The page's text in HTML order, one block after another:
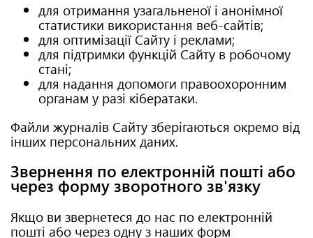
для отримання узагальненої і анонімної
статистики використання веб-сайтів;
для оптимізації Сайту і реклами;
для підтримки функцій Сайту в робочому
стані;
для надання допомоги правоохоронним
органам у разі кібератаки.
Файли журналів Сайту зберігаються окремо від
інших персональних даних.
Звернення по електронній пошті або
через форму зворотного зв'язку
Якщо ви звернетеся до нас по електронній
пошті або через одну з наших форм